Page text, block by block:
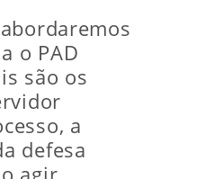
o PAD
são os
a
defesa